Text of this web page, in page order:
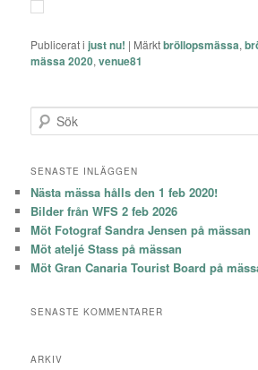
Publicerat i just nu! | Märktbröllopsmässa,
mässa 2020,venue81
ö
SENASTE INLÄGGEN
Nästa mässa hålls den 1 feb 2020!
Bilder från WFS 2 feb 2026
Möt Fotograf Sandra Jensen på mässan
Möt ateljé Stass på mässan
Möt Gran Canaria Tourist Board på
SENASTE KOMMENTARER
ARKIV